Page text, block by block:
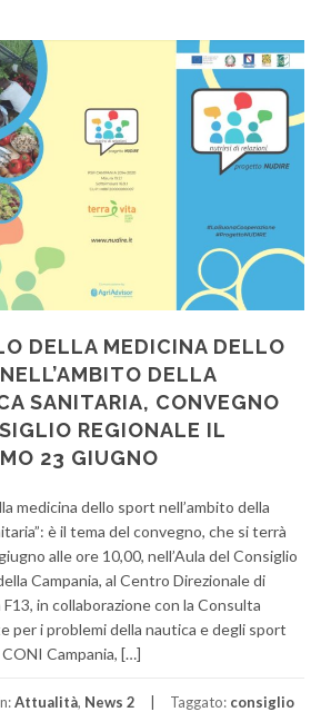
DELLA MEDICINA DELLO
DELLA
SANITARIA, CONVEGNO
REGIONALE IL
23 GIUGNO
medicina dello sport nell’ambito della
è il tema del convegno, che si terrà
alle ore 10,00, nell’Aula del Consiglio
Campania, al Centro Direzionale di
F13, in collaborazione con la Consulta
per i problemi della nautica e degli sport
Campania, […]
Attualità, News 2 Taggato: consiglio